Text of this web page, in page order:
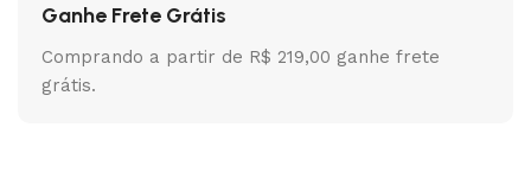
Ganhe Frete Grátis
Comprando a partir de R$ 219,00 ganhe frete
grátis.